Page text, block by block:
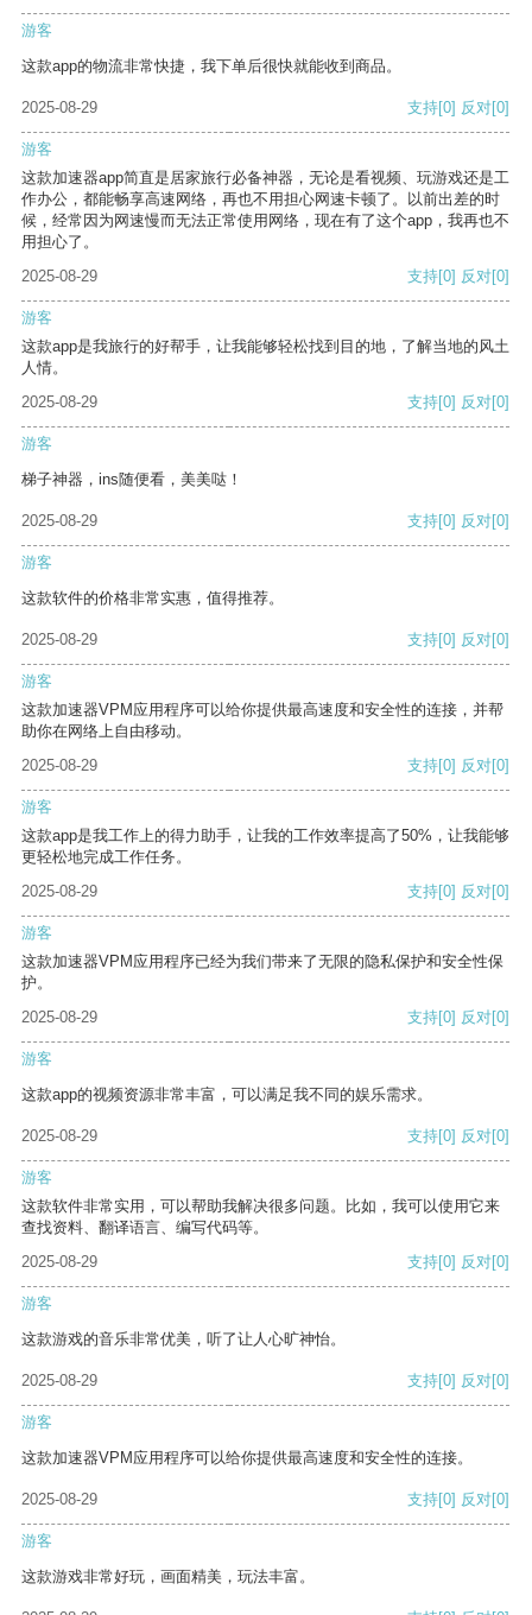
游客
这款app的物流非常快捷，我下单后很快就能收到商品。
2025-08-29 支持[0] 反对[0]
游客
这款加速器app简直是居家旅行必备神器，无论是看视频、玩游戏还是工
作办公，都能畅享高速网络，再也不用担心网速卡顿了。以前出差的时
候，经常因为网速慢而无法正常使用网络，现在有了这个app，我再也不
用担心了。
2025-08-29
支持[0] 反对[0]
游客
这款app是我旅行的好帮手，让我能够轻松找到目的地，了解当地的风土
人情。
2025-08-29
支持[0] 反对[0]
游客
梯子神器，ins随便看，美美哒！
2025-08-29 支持[0] 反对[0]
游客
这款软件的价格非常实惠，值得推荐。
2025-08-29 支持[0] 反对[0]
游客
这款加速器VPM应用程序可以给你提供最高速度和安全性的连接，并帮
助你在网络上自由移动。
2025-08-29
支持[0] 反对[0]
游客
这款app是我工作上的得力助手，让我的工作效率提高了50%，让我能够
更轻松地完成工作任务。
2025-08-29
支持[0] 反对[0]
游客
这款加速器VPM应用程序已经为我们带来了无限的隐私保护和安全性保
护。
2025-08-29
支持[0] 反对[0]
游客
这款app的视频资源非常丰富，可以满足我不同的娱乐需求。
2025-08-29 支持[0] 反对[0]
游客
这款软件非常实用，可以帮助我解决很多问题。比如，我可以使用它来
查找资料、翻译语言、编写代码等。
2025-08-29
支持[0] 反对[0]
游客
这款游戏的音乐非常优美，听了让人心旷神怡。
2025-08-29 支持[0] 反对[0]
游客
这款加速器VPM应用程序可以给你提供最高速度和安全性的连接。
2025-08-29 支持[0] 反对[0]
游客
这款游戏非常好玩，画面精美，玩法丰富。